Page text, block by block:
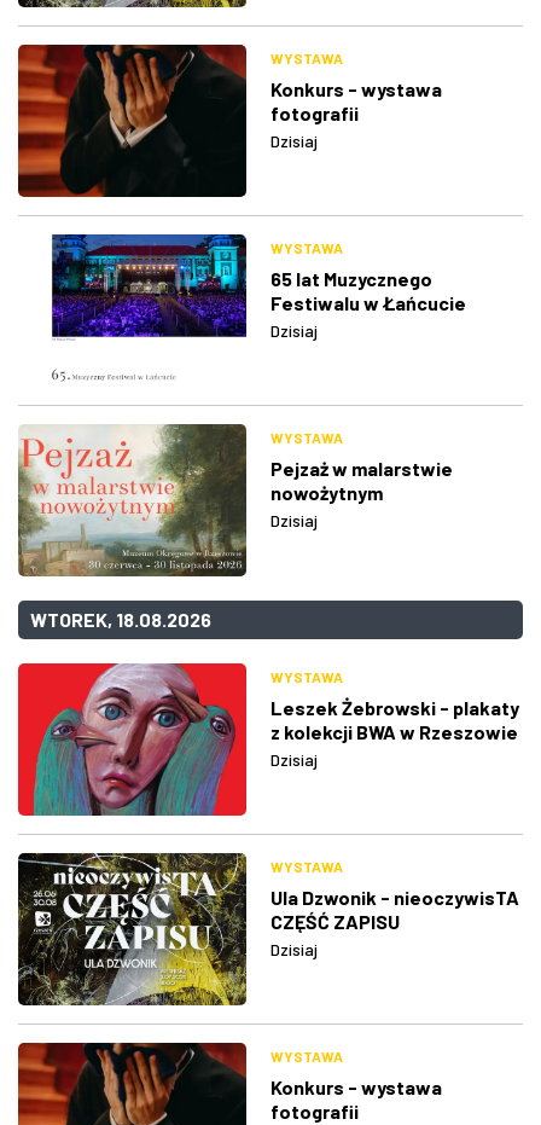
WYSTAWA
Konkurs - wystawa
fotografii
Dzisiaj
WYSTAWA
65 lat Muzycznego
Festiwalu w Łańcucie
Dzisiaj
WYSTAWA
Pejzaż w malarstwie
nowożytnym
Dzisiaj
WTOREK, 18.08.2026
WYSTAWA
Leszek Żebrowski - plakaty
z kolekcji BWA w Rzeszowie
Dzisiaj
WYSTAWA
Ula Dzwonik - nieoczywisTA
CZĘŚĆ ZAPISU
Dzisiaj
WYSTAWA
Konkurs - wystawa
fotografii